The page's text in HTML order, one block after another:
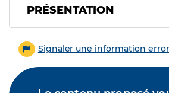
PRÉSENTATION
Signaler une information